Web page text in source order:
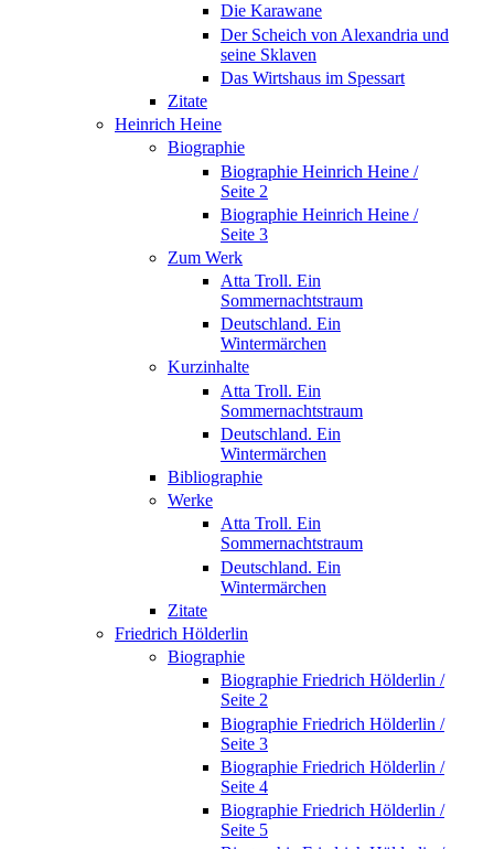
Die Karawane
Der Scheich von Alexandria und
seine Sklaven
Das Wirtshaus im Spessart
Zitate
Heinrich Heine
Biographie
Biographie Heinrich Heine /
Seite 2
Biographie Heinrich Heine /
Seite 3
Zum Werk
Atta Troll. Ein
Sommernachtstraum
Deutschland. Ein
Wintermärchen
Kurzinhalte
Atta Troll. Ein
Sommernachtstraum
Deutschland. Ein
Wintermärchen
Bibliographie
Werke
Atta Troll. Ein
Sommernachtstraum
Deutschland. Ein
Wintermärchen
Zitate
Friedrich Hölderlin
Biographie
Biographie Friedrich Hölderlin /
Seite 2
Biographie Friedrich Hölderlin /
Seite 3
Biographie Friedrich Hölderlin /
Seite 4
Biographie Friedrich Hölderlin /
Seite 5